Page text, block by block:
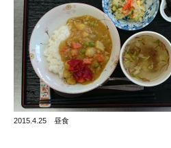
2015.4.25 昼食